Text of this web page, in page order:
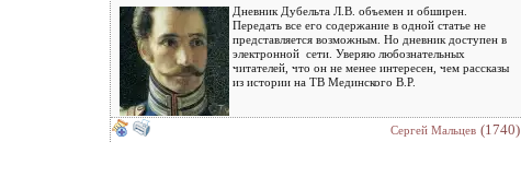
Дневник Дубельта Л.В. объемен и обширен.
Передать все его содержание в одной статье не
представляется возможным. Но дневник доступен в
электронной сети. Уверяю любознательных
читателей, что он не менее интересен, чем рассказы
из истории на ТВ Мединского В.Р.
Сергей Мальцев (1740)